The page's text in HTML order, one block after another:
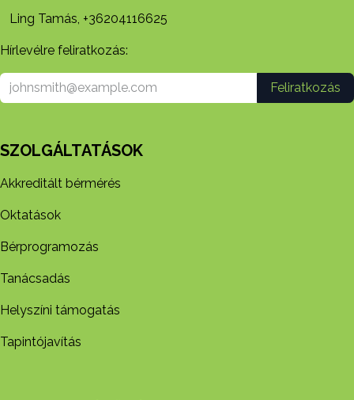
Ling Tamás, +36204116625
Hírlevélre feliratkozás:
Feliratkozás
SZOLGÁLTATÁSOK
Akkreditált bérmérés
Oktatások
Bérprogramozás
Tanácsadás
Helyszíni támogatás
Tapintójavítás